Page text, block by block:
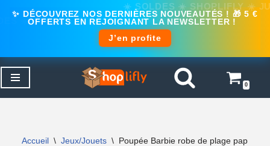
✨ DÉCOUVREZ NOS DERNIÈRES NOUVEAUTÉS ! 🎁 5 €
OFFERTS EN REJOIGNANT LA NEWSLETTER !
J’en profite
Aller
0
Accueil \ Jeux/Jouets \ Poupée Barbie robe de plage papillon